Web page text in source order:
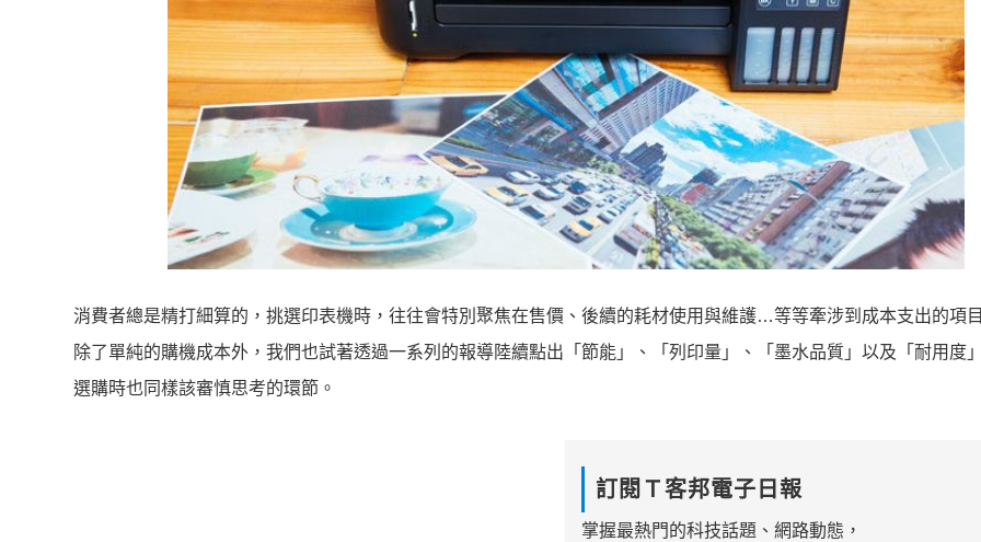
消費者總是精打細算的，挑選印表機時，往往會特別聚焦在售價、後續的耗材使用與維護…等等牽涉到成本支出的項
除了單純的購機成本外，我們也試著透過一系列的報導陸續點出「節能」、「列印量」、「墨水品質」以及「耐用度
選購時也同樣該審慎思考的環節。
訂閱Ｔ客邦電子日報
掌握最熱門的科技話題、網路動態，